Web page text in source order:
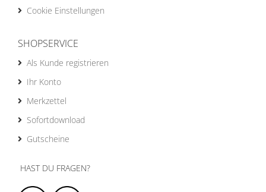
Cookie Einstellungen
SHOPSERVICE
Als Kunde registrieren
Ihr Konto
Merkzettel
Sofortdownload
Gutscheine
HAST DU FRAGEN?